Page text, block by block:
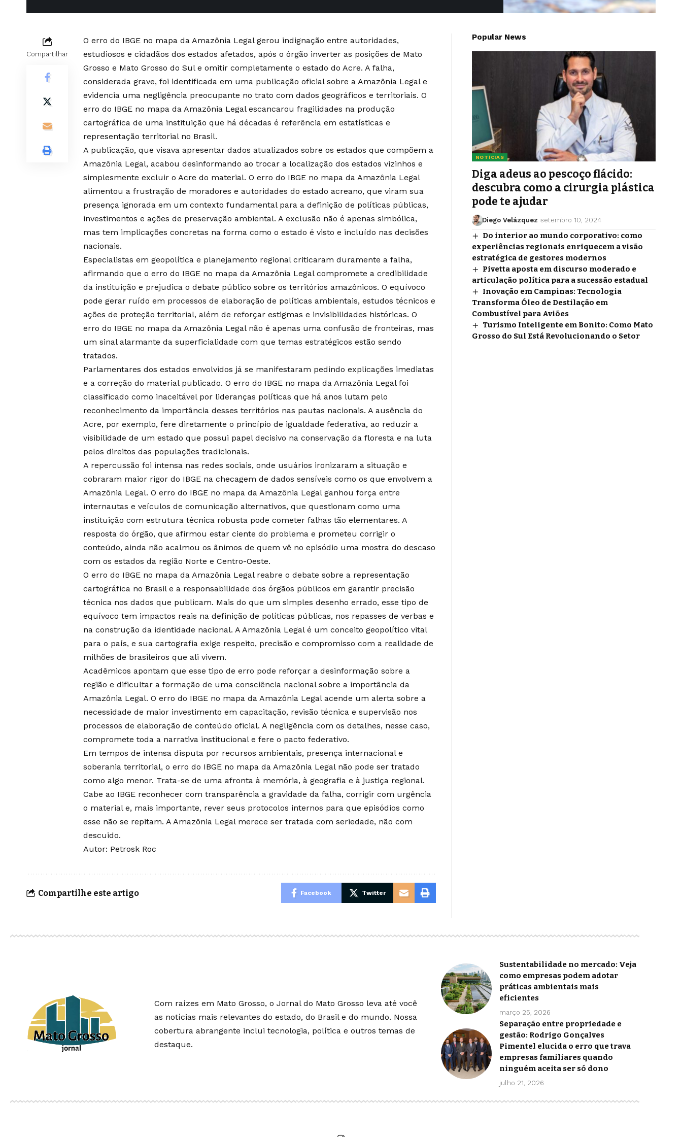
Compartilhar
O erro do IBGE no mapa da Amazônia Legal gerou indignação entre autoridades,
estudiosos e cidadãos dos estados afetados, após o órgão inverter as posições de Mato
Grosso e Mato Grosso do Sul e omitir completamente o estado do Acre. A falha,
considerada grave, foi identificada em uma publicação oficial sobre a Amazônia Legal e
evidencia uma negligência preocupante no trato com dados geográficos e territoriais. O
erro do IBGE no mapa da Amazônia Legal escancarou fragilidades na produção
cartográfica de uma instituição que há décadas é referência em estatísticas e
representação territorial no Brasil.
A publicação, que visava apresentar dados atualizados sobre os estados que compõem a
Amazônia Legal, acabou desinformando ao trocar a localização dos estados vizinhos e
simplesmente excluir o Acre do material. O erro do IBGE no mapa da Amazônia Legal
alimentou a frustração de moradores e autoridades do estado acreano, que viram sua
presença ignorada em um contexto fundamental para a definição de políticas públicas,
investimentos e ações de preservação ambiental. A exclusão não é apenas simbólica,
mas tem implicações concretas na forma como o estado é visto e incluído nas decisões
nacionais.
Especialistas em geopolítica e planejamento regional criticaram duramente a falha,
afirmando que o erro do IBGE no mapa da Amazônia Legal compromete a credibilidade
da instituição e prejudica o debate público sobre os territórios amazônicos. O equívoco
pode gerar ruído em processos de elaboração de políticas ambientais, estudos técnicos e
ações de proteção territorial, além de reforçar estigmas e invisibilidades históricas. O
erro do IBGE no mapa da Amazônia Legal não é apenas uma confusão de fronteiras, mas
um sinal alarmante da superficialidade com que temas estratégicos estão sendo
tratados.
Parlamentares dos estados envolvidos já se manifestaram pedindo explicações imediatas
e a correção do material publicado. O erro do IBGE no mapa da Amazônia Legal foi
classificado como inaceitável por lideranças políticas que há anos lutam pelo
reconhecimento da importância desses territórios nas pautas nacionais. A ausência do
Acre, por exemplo, fere diretamente o princípio de igualdade federativa, ao reduzir a
visibilidade de um estado que possui papel decisivo na conservação da floresta e na luta
pelos direitos das populações tradicionais.
A repercussão foi intensa nas redes sociais, onde usuários ironizaram a situação e
cobraram maior rigor do IBGE na checagem de dados sensíveis como os que envolvem a
Amazônia Legal. O erro do IBGE no mapa da Amazônia Legal ganhou força entre
internautas e veículos de comunicação alternativos, que questionam como uma
instituição com estrutura técnica robusta pode cometer falhas tão elementares. A
resposta do órgão, que afirmou estar ciente do problema e prometeu corrigir o
conteúdo, ainda não acalmou os ânimos de quem vê no episódio uma mostra do descaso
com os estados da região Norte e Centro-Oeste.
O erro do IBGE no mapa da Amazônia Legal reabre o debate sobre a representação
cartográfica no Brasil e a responsabilidade dos órgãos públicos em garantir precisão
técnica nos dados que publicam. Mais do que um simples desenho errado, esse tipo de
equívoco tem impactos reais na definição de políticas públicas, nos repasses de verbas e
na construção da identidade nacional. A Amazônia Legal é um conceito geopolítico vital
para o país, e sua cartografia exige respeito, precisão e compromisso com a realidade de
milhões de brasileiros que ali vivem.
Acadêmicos apontam que esse tipo de erro pode reforçar a desinformação sobre a
região e dificultar a formação de uma consciência nacional sobre a importância da
Amazônia Legal. O erro do IBGE no mapa da Amazônia Legal acende um alerta sobre a
necessidade de maior investimento em capacitação, revisão técnica e supervisão nos
processos de elaboração de conteúdo oficial. A negligência com os detalhes, nesse caso,
compromete toda a narrativa institucional e fere o pacto federativo.
Em tempos de intensa disputa por recursos ambientais, presença internacional e
soberania territorial, o erro do IBGE no mapa da Amazônia Legal não pode ser tratado
como algo menor. Trata-se de uma afronta à memória, à geografia e à justiça regional.
Cabe ao IBGE reconhecer com transparência a gravidade da falha, corrigir com urgência
o material e, mais importante, rever seus protocolos internos para que episódios como
esse não se repitam. A Amazônia Legal merece ser tratada com seriedade, não com
descuido.
Autor: Petrosk Roc
Compartilhe este artigo Facebook Twitter
Popular News
NOTÍCIAS
Diga adeus ao pescoço flácido:
descubra como a cirurgia plástica
pode te ajudar
Diego Velázquez setembro 10, 2024
Do interior ao mundo corporativo: como
experiências regionais enriquecem a visão
estratégica de gestores modernos
Pivetta aposta em discurso moderado e
articulação política para a sucessão estadual
Inovação em Campinas: Tecnologia
Transforma Óleo de Destilação em
Combustível para Aviões
Turismo Inteligente em Bonito: Como Mato
Grosso do Sul Está Revolucionando o Setor
Com raízes em Mato Grosso, o Jornal do Mato Grosso leva até você
as notícias mais relevantes do estado, do Brasil e do mundo. Nossa
cobertura abrangente inclui tecnologia, política e outros temas de
destaque.
Sustentabilidade no mercado: Veja
como empresas podem adotar
práticas ambientais mais
eficientes
março 25, 2026
Separação entre propriedade e
gestão: Rodrigo Gonçalves
Pimentel elucida o erro que trava
empresas familiares quando
ninguém aceita ser só dono
julho 21, 2026